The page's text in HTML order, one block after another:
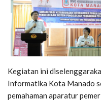
Kegiatan ini
Informatika Kota Manado
pemahaman aparatur